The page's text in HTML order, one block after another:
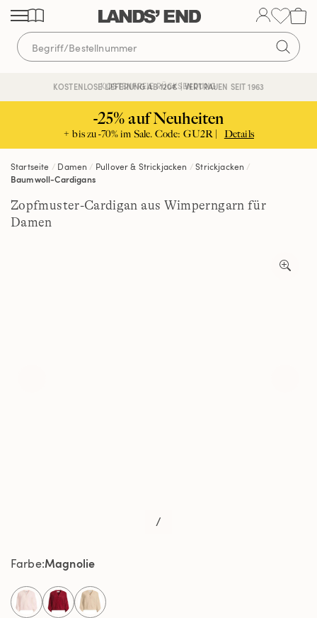
Direkt
zum
Inhalt
Direkt
zur
Navigation
Direkt
zur
Suche
KOSTENLOSE LIEFERUNG AB 120€ | VERTRAUEN SEIT 1963
KOSTENFREIE RÜCKSENDUNG
-25% auf Neuheiten
+ bis zu -70% im Sale. Code: GU2R | Details
Startseite Damen Pullover & Strickjacken
Strickjacken
Baumwoll-Cardigans
Zopfmuster-Cardigan aus Wimperngarn für
Damen
/
FarbeMagnolie
selected